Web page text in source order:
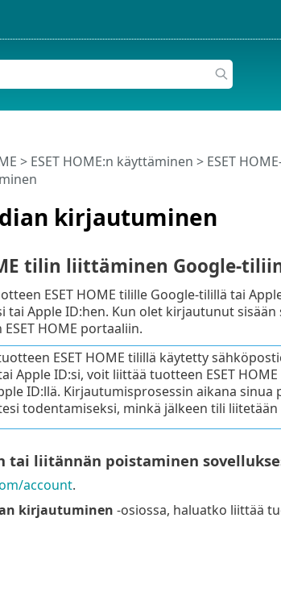
kirjautuminen
> ESET HOME:n käyttäminen > ESET
tilin liittäminen Google-
ESET HOME tilille Google-tilillä tai
Apple ID:hen. Kun olet kirjautunut
HOME portaaliin.
ESET HOME tilillä käytetty
Apple ID:si, voit liittää tuotteen ESET
ID:llä. Kirjautumisprosessin aikana
todentamiseksi, minkä jälkeen tili
liitännän poistaminen
account.
kirjautuminen -osiossa, haluatko liittää